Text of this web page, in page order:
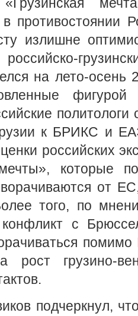
в противостоянии
излишне
российско-
на лето-осень
политологи
к БРИКС и
российских
которые
от
того, по
с
рост грузино-
подчеркнул,